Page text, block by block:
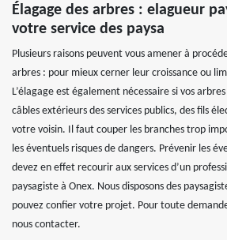
Élagage des arbres : elagueur
votre service des paysa
Plusieurs raisons peuvent vous amener à
arbres : pour mieux cerner leur croissance ou
L’élagage est également nécessaire si vos
câbles extérieurs des services publics, des fils
votre voisin. Il faut couper les branches trop
les éventuels risques de dangers. Prévenir les
devez en effet recourir aux services d’un
paysagiste à Onex. Nous disposons des
pouvez confier votre projet. Pour toute
nous contacter.